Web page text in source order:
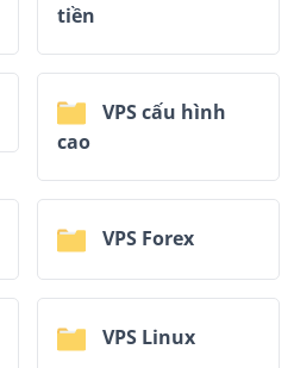
tiền
VPS cấu hình
cao
VPS Forex
VPS Linux